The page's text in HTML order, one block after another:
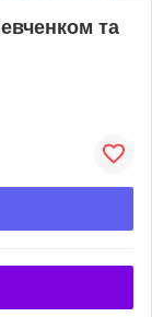
та